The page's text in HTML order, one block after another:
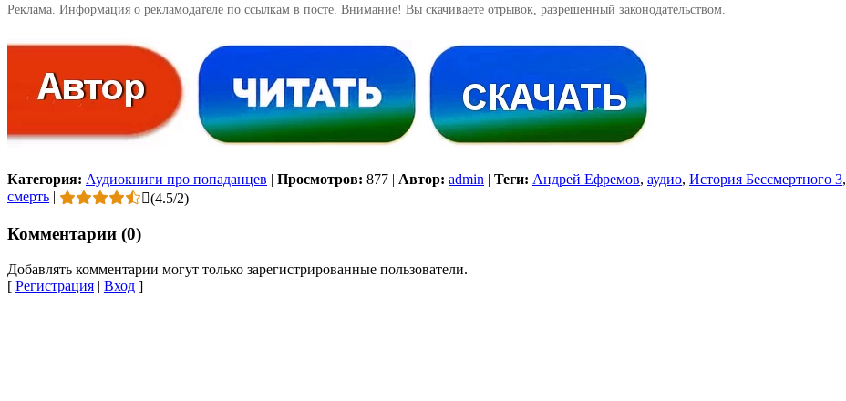
Реклама. Информация о рекламодателе по ссылкам в посте. Внимание! Вы скачиваете отрывок, разрешенный законодательством.
Категория: Аудиокниги про попаданцев | Просмотров: 877 | Автор: admin | Теги: Андрей Ефремов, аудио, История Бессмертного 3,
смерть | (4.5/2)
Комментарии (0)
Добавлять комментарии могут только зарегистрированные пользователи.
[ Регистрация | Вход ]